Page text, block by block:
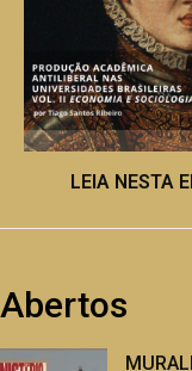
LEIA NESTA
Abertos